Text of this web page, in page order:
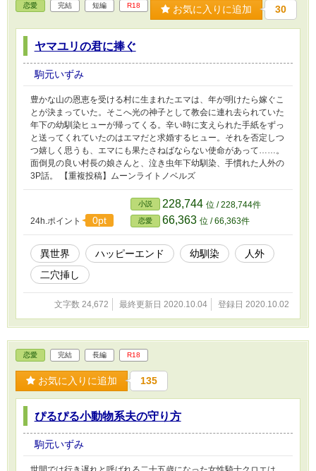
恋愛 完結 短編 R18 お気に入りに追加 30
ヤマユリの君に捧ぐ
駒元いずみ
豊かな山の恩恵を受ける村に生まれたエマは、年が明けたら嫁ぐこ
とが決まっていた。そこへ光の神子として教会に連れ去られていた
年下の幼馴染ヒューが帰ってくる。辛い時に支えられた手紙をずっ
と送ってくれていたのはエマだと求婚するヒュー。それを否定しつ
つ嬉しく思うも、エマにも果たさねばならない使命があって……。
面倒見の良い村長の娘さんと、泣き虫年下幼馴染、手慣れた人外の
3P話。 【重複投稿】ムーンライトノベルズ
24h.ポイント 0pt
小説 228,744 位 / 228,744件
恋愛 66,363 位 / 66,363件
異世界 ハッピーエンド 幼馴染
人外
二穴挿し
文字数 24,672 最終更新日 2020.10.04 登録日 2020.10.02
恋愛 完結 長編 R18
お気に入りに追加 135
ぴるぴる小動物系夫の守り方
駒元いずみ